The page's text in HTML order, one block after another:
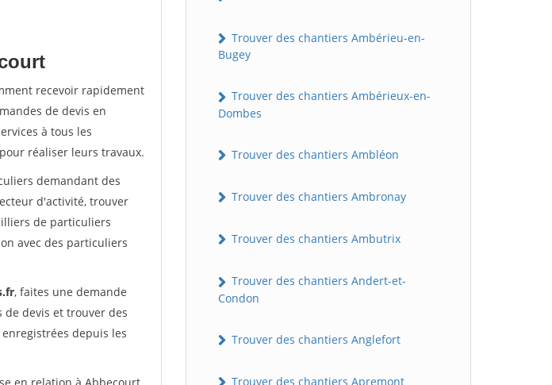
recevoir rapidement
de devis en
à tous les
réaliser leurs travaux.
demandant des
d'activité, trouver
de particuliers
avec des particuliers
, faites une demande
devis et trouver des
depuis les
Trouver des chantiers Ambérieu-en-
Bugey
Trouver des chantiers Ambérieux-en-
Dombes
Trouver des chantiers Ambléon
Trouver des chantiers Ambronay
Trouver des chantiers Ambutrix
Trouver des chantiers Andert-et-
Condon
Trouver des chantiers Anglefort
Trouver des chantiers Apremont